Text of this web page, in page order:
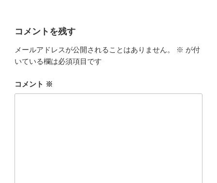
コメントを残す
メールアドレスが公開されることはありません。 ※ が付
いている欄は必須項目です
コメント ※